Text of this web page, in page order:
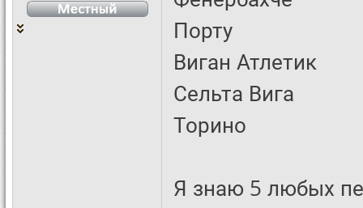
Порту
Виган Атлетик
Сельта Вига
Торино
Я знаю 5 любых